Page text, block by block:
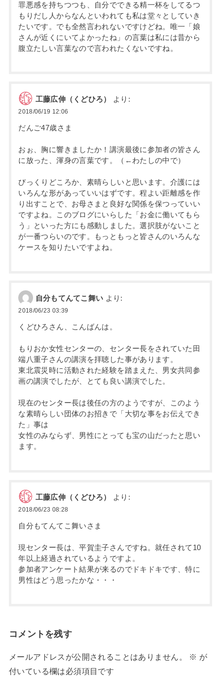
罪悪感を持ちつつも、自分でできる精一杯をしてるつ
もりだし人からなんといわれても私は堂々としていき
たいです。でも全然言われないですけどね。唯一「娘
さんが近くにいてよかったね」の言葉は私には昔から
腹立たしい言葉なので言われたくないですね。
工藤広伸（くどひろ） より:
2018/06/19 12:06
だんご47歳さま
おぉ、胸に響きましたか！講演最後に参加者の皆さん
に放った、渾身の言葉です。（←わたしの中で）
びっくりどころか、素晴らしいと思います。介護には
いろんな形があっていいはずです。程よい距離感を作
り出すことで、お母さまと良好な関係を保つっていい
ですよね。このブログにいらした「お金に働いてもら
う」といった方にも感動しました。選択肢がないこと
が一番つらいのです。もっともっと皆さんのいろんな
ケースを知りたいですよね。
自分もてんてこ舞い より:
2018/06/23 03:39
くどひろさん、こんばんは。
もりおか女性センターの、センター長をされていた田
端八重子さんの講演を拝聴した事があります。
東北震災時に活動された経験を踏まえた、男女共同参
画の講演でしたが、とても良い講演でした。
現在のセンター長は後任の方のようですが、このよう
な素晴らしい団体のお招きで「大切な事をお伝えでき
た」事は
女性のみならず、男性にとっても宝の山だったと思い
ます。
工藤広伸（くどひろ） より:
2018/06/23 08:28
自分もてんてこ舞いさま
現センター長は、平賀圭子さんですね。就任されて10
年以上経過されているようですよ。
参加者アンケート結果が来るのでドキドキです、特に
男性はどう思ったかな・・・
コメントを残す
メールアドレスが公開されることはありません。 ※ が
付いている欄は必須項目です